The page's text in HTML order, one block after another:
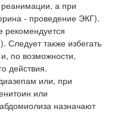
а при
- проведение ЭКГ).
рекомендуется
Следует также избегать
по возможности,
действия.
или, при
или
назначают